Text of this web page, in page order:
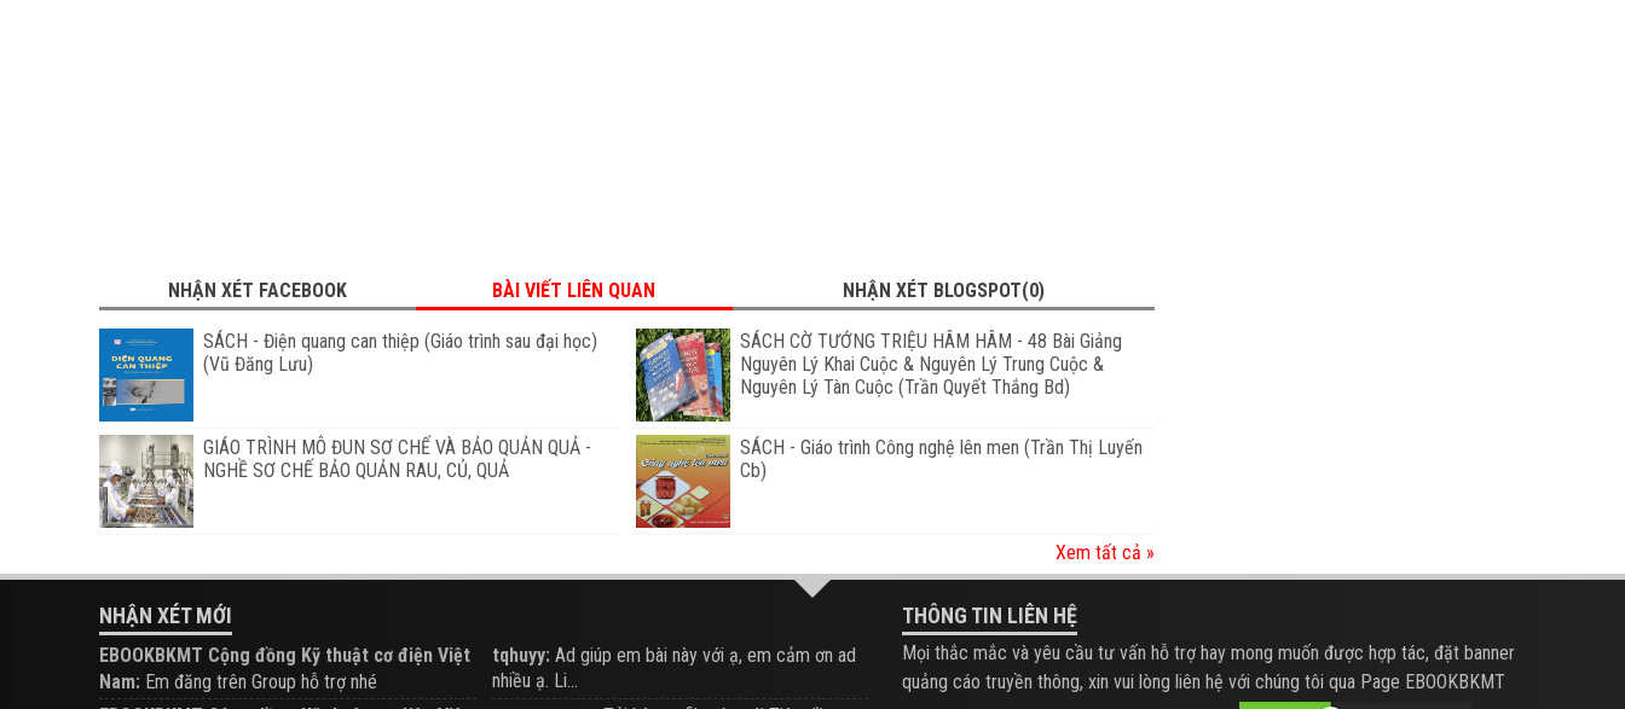
NHẬN XÉT FACEBOOK BÀI VIẾT LIÊN QUAN NHẬN XÉT BLOGSPOT(0)
SÁCH - Điện quang can thiệp (Giáo trình sau đại học)
(Vũ Đăng Lưu)
SÁCH CỜ TƯỚNG TRIỆU HÂM HÂM - 48 Bài Giảng
Nguyên Lý Khai Cuộc & Nguyên Lý Trung Cuộc &
Nguyên Lý Tàn Cuộc (Trần Quyết Thắng Bd)
GIÁO TRÌNH MÔ ĐUN SƠ CHẾ VÀ BẢO QUẢN QUẢ -
NGHỀ SƠ CHẾ BẢO QUẢN RAU, CỦ, QUẢ
SÁCH - Giáo trình Công nghệ lên men (Trần Thị Luyến
Cb)
Xem tất cả »
NHẬN XÉT MỚI
EBOOKBKMT Cộng đồng Kỹ thuật cơ điện Việt
Nam: Em đăng trên Group hỗ trợ nhé
tqhuyy: Ad giúp em bài này với ạ, em cảm ơn ad
nhiều ạ. Li...
THÔNG TIN LIÊN HỆ
Mọi thắc mắc và yêu cầu tư vấn hỗ trợ hay mong muốn được hợp tác, đặt banner
quảng cáo truyền thông, xin vui lòng liên hệ với chúng tôi qua Page EBOOKBKMT